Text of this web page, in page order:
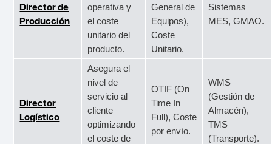
Director de
Producción
operativa y
el coste
unitario del
producto.
General de
Equipos),
Coste
Unitario.
Sistemas
MES, GMAO.
Director
Logístico
Asegura el
nivel de
servicio al
cliente
optimizando
el coste de
OTIF (On
Time In
Full), Coste
por envío.
WMS
(Gestión de
Almacén),
TMS
(Transporte).